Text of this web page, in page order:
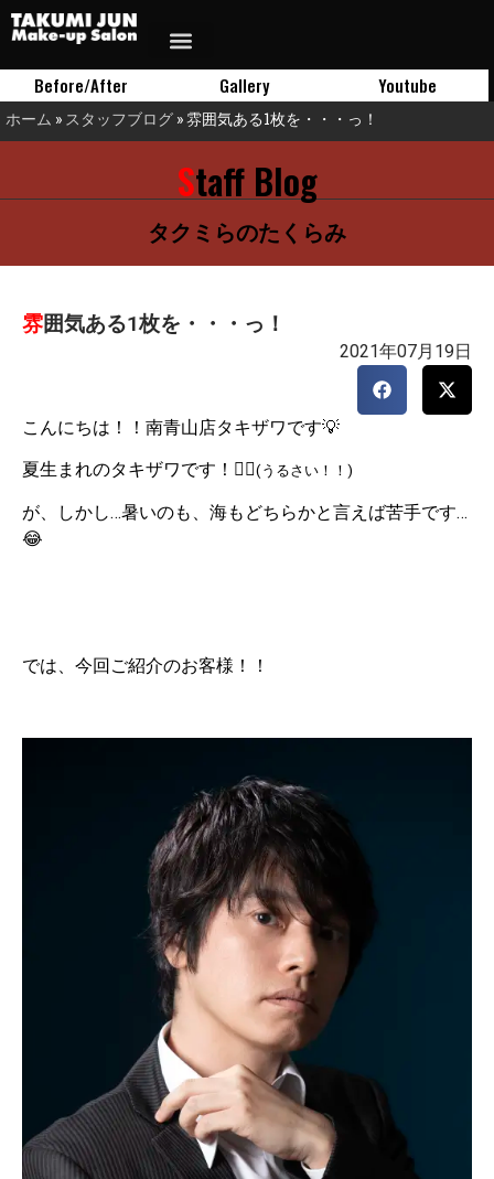
Before/After Gallery Youtube
ホーム » スタッフブログ »雰囲気ある1枚を・・・っ！
Staff Blog
タクミらのたくらみ
雰囲気ある1枚を・・・っ！
2021年07月19日
こんにちは！！南青山店タキザワです💡
夏生まれのタキザワです！🏄‍♂️(うるさい！！)
が、しかし…暑いのも、海もどちらかと言えば苦手です…
😂
では、今回ご紹介のお客様！！